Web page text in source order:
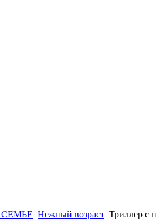
Нежный возраст Триллер с